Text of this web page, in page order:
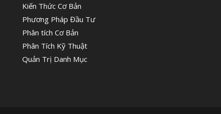
Kiến Thức Cơ Bản
Phương Pháp Đầu Tư
Phân tích Cơ Bản
Phân Tích Kỹ Thuật
Quản Trị Danh Mục